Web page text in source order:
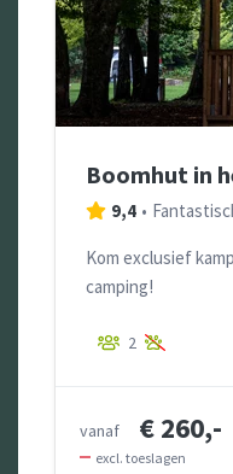
Boomhut in
9,4 •
Kom exclusief
camping!
2
vanaf € 260,-
excl. toeslagen